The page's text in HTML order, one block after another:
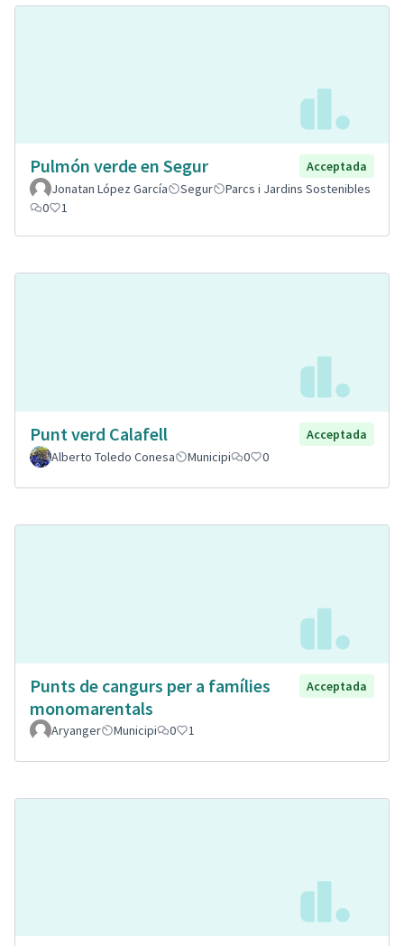
Pulmón verde en Segur
Acceptada
Jonatan López García
Segur
Parcs i Jardins Sostenibles
0
1
Punt verd Calafell
Acceptada
Alberto Toledo Conesa
Municipi 0 0
Punts de cangurs per a famílies
monomarentals
Acceptada
Aryanger Municipi 0 1